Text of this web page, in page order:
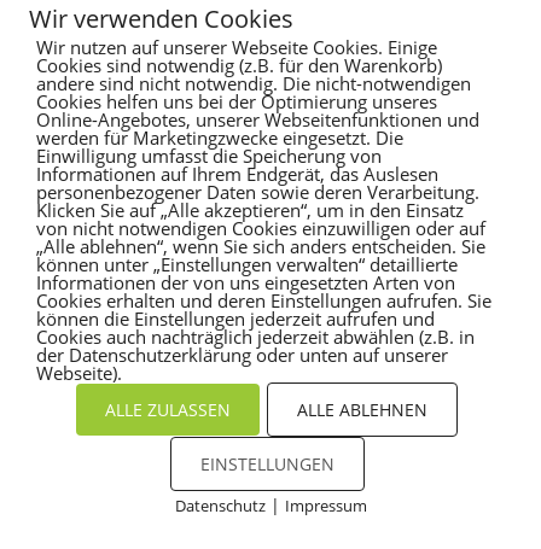
Hello world!
Recent Comments
Es sind keine Kommentare vorhanden.
Wir verwenden Cookies
Wir nutzen auf unserer Webseite Cookies. Einige
Cookies sind notwendig (z.B. für den Warenkorb)
andere sind nicht notwendig. Die nicht-notwendigen
Cookies helfen uns bei der Optimierung unseres
Online-Angebotes, unserer Webseitenfunktionen und
werden für Marketingzwecke eingesetzt. Die
Einwilligung umfasst die Speicherung von
Informationen auf Ihrem Endgerät, das Auslesen
personenbezogener Daten sowie deren Verarbeitung.
Klicken Sie auf „Alle akzeptieren“, um in den Einsatz
von nicht notwendigen Cookies einzuwilligen oder auf
„Alle ablehnen“, wenn Sie sich anders entscheiden. Sie
können unter „Einstellungen verwalten“ detaillierte
Informationen der von uns eingesetzten Arten von
Cookies erhalten und deren Einstellungen aufrufen. Sie
können die Einstellungen jederzeit aufrufen und
Cookies auch nachträglich jederzeit abwählen (z.B. in
der Datenschutzerklärung oder unten auf unserer
Webseite).
ALLE ZULASSEN ALLE ABLEHNEN
EINSTELLUNGEN
Datenschutz| Impressum